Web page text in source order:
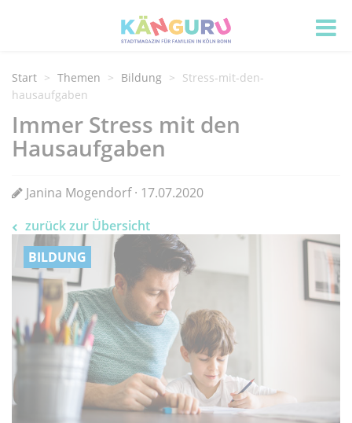
Start Themen Bildung
Stress-mit-den-
hausaufgaben
Immer Stress mit den
Hausaufgaben
Janina Mogendorf · 17.07.2020
zurück zur Übersicht
BILDUNG